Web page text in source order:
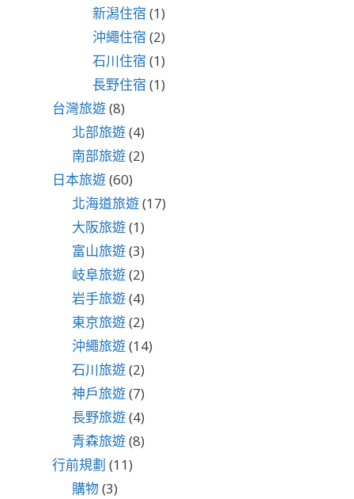
新潟住宿 (1)
沖繩住宿 (2)
石川住宿 (1)
長野住宿 (1)
台灣旅遊(8)
北部旅遊(4)
南部旅遊(2)
日本旅遊(60)
北海道旅遊(17)
大阪旅遊(1)
富山旅遊(3)
岐阜旅遊(2)
岩手旅遊(4)
東京旅遊(2)
沖繩旅遊(14)
石川旅遊(2)
神戶旅遊(7)
長野旅遊(4)
青森旅遊(8)
行前規劃 (11)
購物(3)